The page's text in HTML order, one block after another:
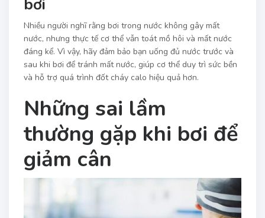
bơi
Nhiều người nghĩ rằng bơi trong nước không gây mất
nước, nhưng thực tế cơ thể vẫn toát mồ hôi và mất nước
đáng kể. Vì vậy, hãy đảm bảo bạn uống đủ nước trước và
sau khi bơi để tránh mất nước, giúp cơ thể duy trì sức bền
và hỗ trợ quá trình đốt cháy calo hiệu quả hơn.
Những sai lầm
thường gặp khi bơi để
giảm cân